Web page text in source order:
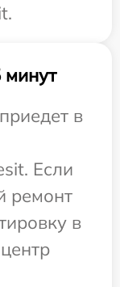
в
Если
ремонт
в